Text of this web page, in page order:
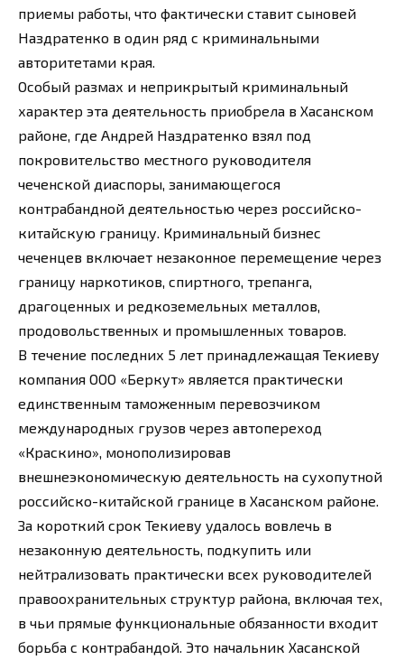
приемы работы, что фактически ставит сыновей
Наздратенко в один ряд с криминальными
авторитетами края.
Особый размах и неприкрытый криминальный
характер эта деятельность приобрела в Хасанском
районе, где Андрей Наздратенко взял под
покровительство местного руководителя
чеченской диаспоры, занимающегося
контрабандной деятельностью через российско-
китайскую границу. Криминальный бизнес
чеченцев включает незаконное перемещение через
границу наркотиков, спиртного, трепанга,
драгоценных и редкоземельных металлов,
продовольственных и промышленных товаров.
В течение последних 5 лет принадлежащая Текиеву
компания ООО «Беркут» является практически
единственным таможенным перевозчиком
международных грузов через автопереход
«Краскино», монополизировав
внешнеэкономическую деятельность на сухопутной
российско-китайской границе в Хасанском районе.
За короткий срок Текиеву удалось вовлечь в
незаконную деятельность, подкупить или
нейтрализовать практически всех руководителей
правоохранительных структур района, включая тех,
в чьи прямые функциональные обязанности входит
борьба с контрабандой. Это начальник Хасанской